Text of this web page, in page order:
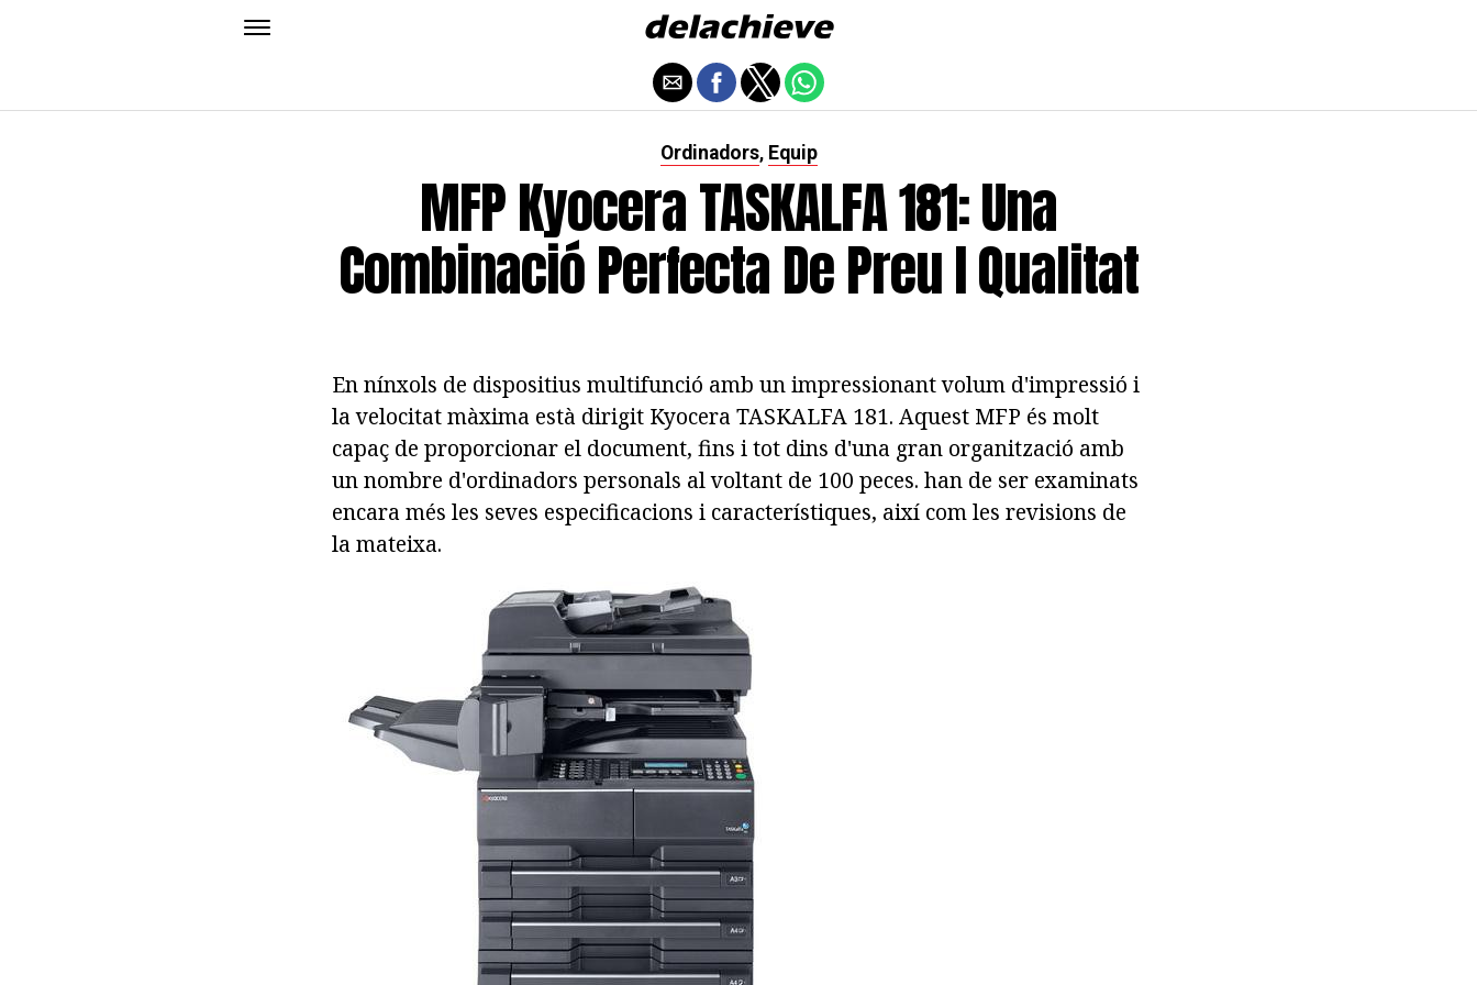
Ordinadors, Equip
MFP Kyocera TASKALFA 181: Una
Combinació Perfecta De Preu I Qualitat
En nínxols de dispositius multifunció amb un impressionant volum d'impressió i
la velocitat màxima està dirigit Kyocera TASKALFA 181. Aquest MFP és molt
capaç de proporcionar el document, fins i tot dins d'una gran organització amb
un nombre d'ordinadors personals al voltant de 100 peces. han de ser examinats
encara més les seves especificacions i característiques, així com les revisions de
la mateixa.